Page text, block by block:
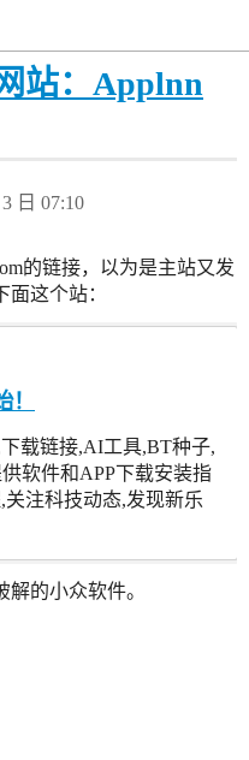
站：Applnn
日 07:10
的链接，以为是主站又发
这个站：
载链接,AI工具,BT种子,
软件和APP下载安装指
注科技动态,发现新乐
的小众软件。